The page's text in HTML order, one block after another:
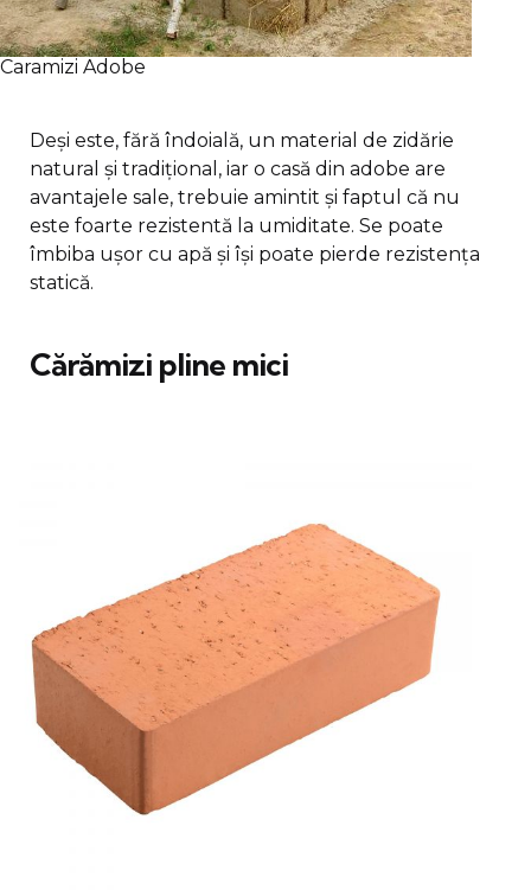
Caramizi Adobe
Deși este, fără îndoială, un material de zidărie
natural și tradițional, iar o casă din adobe are
avantajele sale, trebuie amintit și faptul că nu
este foarte rezistentă la umiditate. Se poate
îmbiba ușor cu apă și își poate pierde rezistența
statică.
Cărămizi pline mici